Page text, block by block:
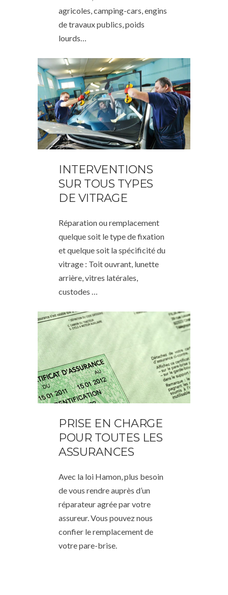
agricoles, camping-cars, engins
de travaux publics, poids
lourds…
INTERVENTIONS
SUR TOUS TYPES
DE VITRAGE
Réparation ou remplacement
quelque soit le type de fixation
et quelque soit la spécificité du
vitrage : Toit ouvrant, lunette
arrière, vitres latérales,
custodes …
PRISE EN CHARGE
POUR TOUTES LES
ASSURANCES
Avec la loi Hamon, plus besoin
de vous rendre auprès d’un
réparateur agrée par votre
assureur. Vous pouvez nous
confier le remplacement de
votre pare-brise.